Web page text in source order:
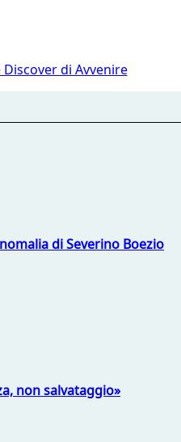
di Avvenire
di Severino Boezio
non salvataggio»